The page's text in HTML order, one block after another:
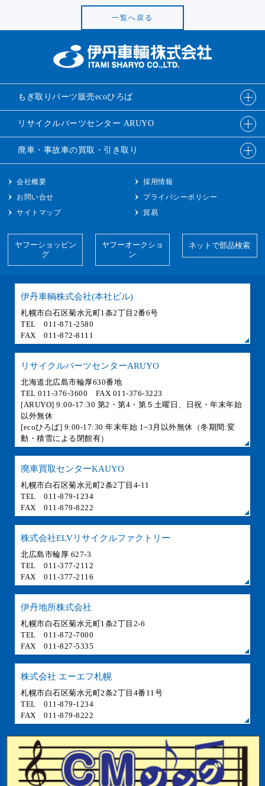
一覧へ戻る
もぎ取りパーツ販売ecoひろば
リサイクルパーツセンター ARUYO
廃車・事故車の買取・引き取り
会社概要
採用情報
お問い合せ
プライバシーポリシー
サイトマップ
貿易
ヤフーショッピン
グ
ヤフーオークショ
ン
ネットで部品検索
伊丹車輌株式会社(本社ビル)
札幌市白石区菊水元町1条2丁目2番6号
TEL 011-871-2580
FAX 011-872-8111
リサイクルパーツセンターARUYO
北海道北広島市輪厚630番地
TEL 011-376-3600 FAX 011-376-3223
[ARUYO] 9:00-17:30 第2・第4・第５土曜日、日祝・年末年始
以外無休
[ecoひろば] 9:00-17:30 年末年始 1~3月以外無休（冬期間:変
動・積雪による閉館有）
廃車買取センターKAUYO
札幌市白石区菊水元町2条2丁目4-11
TEL 011-879-1234
FAX 011-879-8222
株式会社ELVリサイクルファクトリー
北広島市輪厚 627-3
TEL 011-377-2112
FAX 011-377-2116
伊丹地所株式会社
札幌市白石区菊水元町1条2丁目2-6
TEL 011-872-7000
FAX 011-827-5335
株式会社 エーエフ札幌
札幌市白石区菊水元町2条2丁目4番11号
TEL 011-879-1234
FAX 011-879-8222